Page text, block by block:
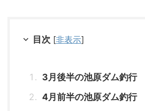
目次 [非表示]
3月後半の池原ダム釣行
4月前半の池原ダム釣行